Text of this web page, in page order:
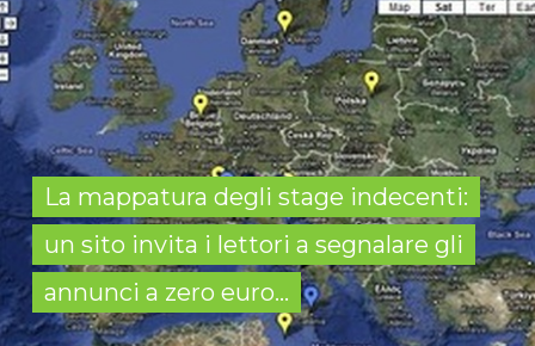
La mappatura degli stage indecenti:
un sito invita i lettori a segnalare gli
annunci a zero euro...